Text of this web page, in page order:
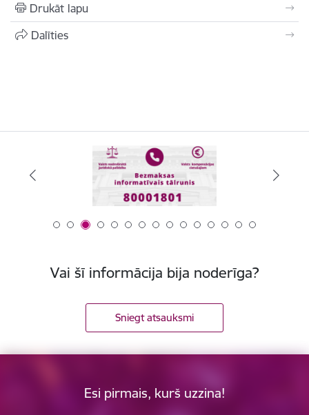
Drukāt lapu
Dalīties
Vai šī informācija bija noderīga?
Sniegt atsauksmi
Esi pirmais, kurš uzzina!